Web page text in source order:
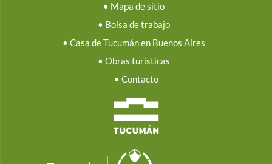
• Mapa de sitio
• Bolsa de trabajo
• Casa de Tucumán en Buenos Aires
• Obras turísticas
• Contacto